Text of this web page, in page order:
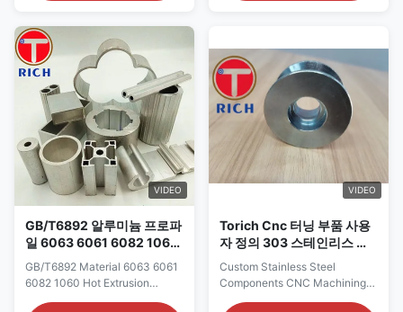
machinery parts,fluid
transportation,the stress parts
of the automobile tractor parts
and so on. Packing: Bundle, or
with ...
Inconel, Hastelloy, Tatanium &
Special Metals ...
VIDEO
GB/T6892 알루미늄 프로파
일 6063 6061 6082 1060
열간 압출
GB/T6892 Material 6063 6061
6082 1060 Hot Extrusion
VIDEO
Torich Cnc 터닝 부품 사용
자 정의 303 스테인리스 스
틸 부품
Custom Stainless Steel
Components CNC Machining